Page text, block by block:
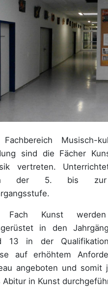
Musisch-
sind die Fächer
vertreten.
der 5. bis
Fach Kunst
in den
13 in der
auf erhöhtem
angeboten und somit
Abitur in Kunst